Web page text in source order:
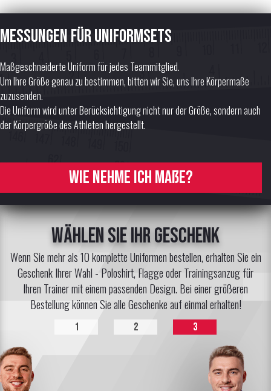
Messungen für Uniformsets
Maßgeschneiderte Uniform für jedes Teammitglied.
Um Ihre Größe genau zu bestimmen, bitten wir Sie, uns Ihre Körpermaße
zuzusenden.
Die Uniform wird unter Berücksichtigung nicht nur der Größe, sondern auch
der Körpergröße des Athleten hergestellt.
Wie nehme ich Maße?
Wählen Sie Ihr Geschenk
Wenn Sie mehr als 10 komplette Uniformen bestellen, erhalten Sie ein
Geschenk Ihrer Wahl - Poloshirt, Flagge oder Trainingsanzug für
Ihren Trainer mit einem passenden Design. Bei einer größeren
Bestellung können Sie alle Geschenke auf einmal erhalten!
1 2 3